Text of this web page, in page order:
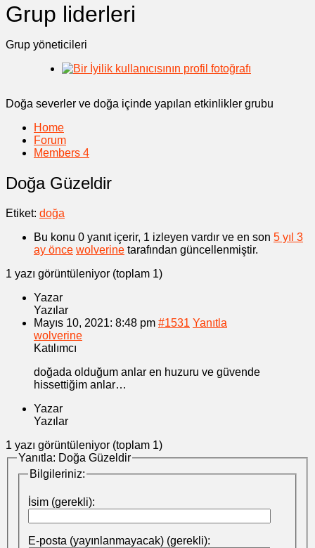
Grup liderleri
Grup yöneticileri
Doğa severler ve doğa içinde yapılan etkinlikler grubu
Home
Forum
Members 4
Doğa Güzeldir
Etiket: doğa
Bu konu 0 yanıt içerir, 1 izleyen vardır ve en son 5 yıl 3
ay önce wolverine tarafından güncellenmiştir.
1 yazı görüntüleniyor (toplam 1)
Yazar
Yazılar
Mayıs 10, 2021: 8:48 pm #1531 Yanıtla
wolverine
Katılımcı
doğada olduğum anlar en huzuru ve güvende
hissettiğim anlar…
Yazar
Yazılar
1 yazı görüntüleniyor (toplam 1)
Yanıtla: Doğa Güzeldir
Bilgileriniz:
İsim (gerekli):
E-posta (yayınlanmayacak) (gerekli):